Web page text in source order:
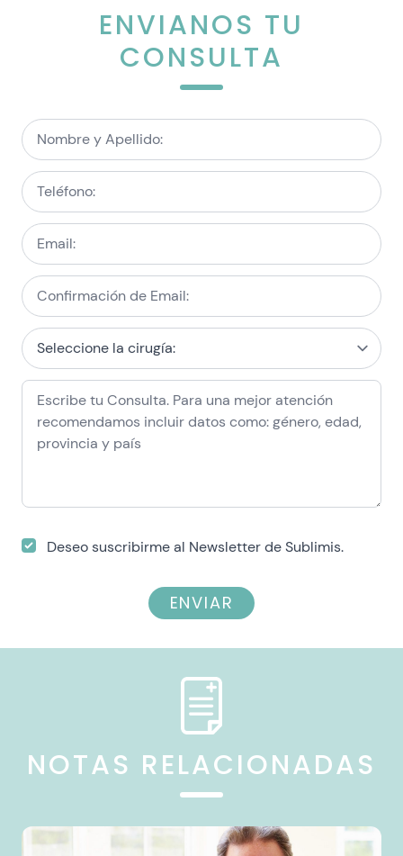
ENVIANOS TU
CONSULTA
Deseo suscribirme al Newsletter de Sublimis.
ENVIAR
NOTAS RELACIONADAS